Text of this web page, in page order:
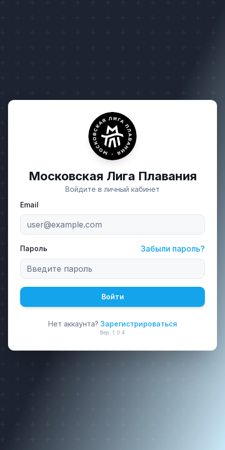
Московская Лига Плавания
Войдите в личный кабинет
Email
Пароль Забыли пароль?
Войти
Нет аккаунта? Зарегистрироваться
Вер. 1.0.4